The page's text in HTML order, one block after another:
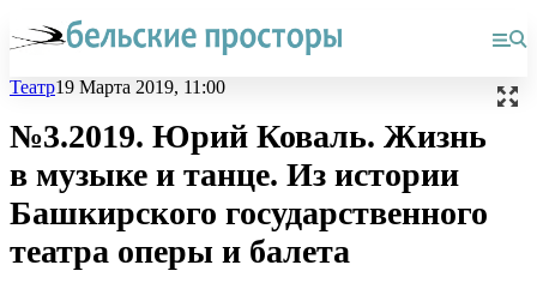
Театр19 Марта 2019, 11:00
№3.2019. Юрий Коваль. Жизнь
в музыке и танце. Из истории
Башкирского государственного
театра оперы и балета